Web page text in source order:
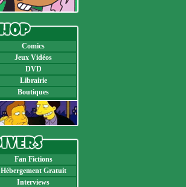
Comics
Jeux Vidéos
DVD
Librairie
Boutiques
Fan Fictions
Hébergement Gratuit
Interviews